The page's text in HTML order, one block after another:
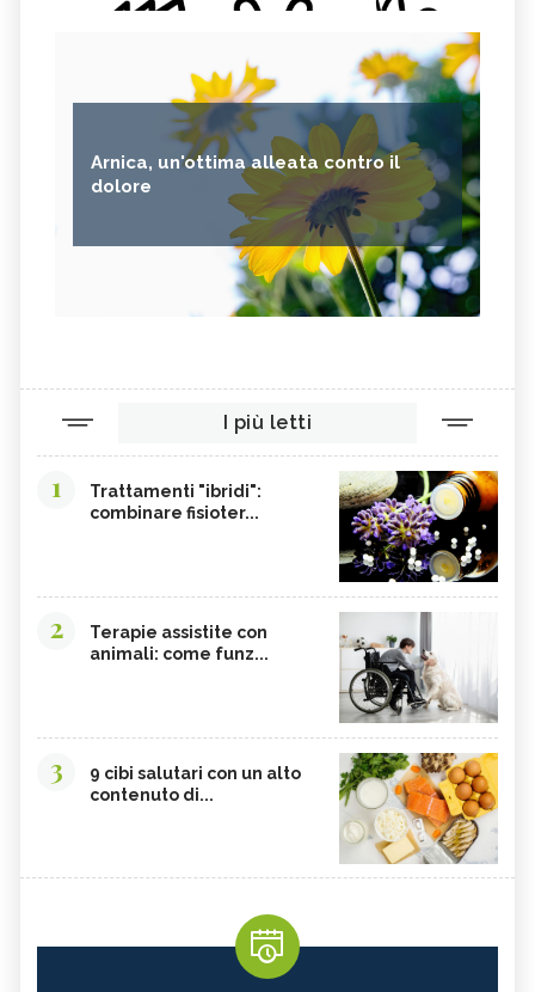
Arnica, un'ottima alleata contro il
dolore
I più letti
1
Trattamenti "ibridi":
combinare fisioter...
2
Terapie assistite con
animali: come funz...
3
9 cibi salutari con un alto
contenuto di...